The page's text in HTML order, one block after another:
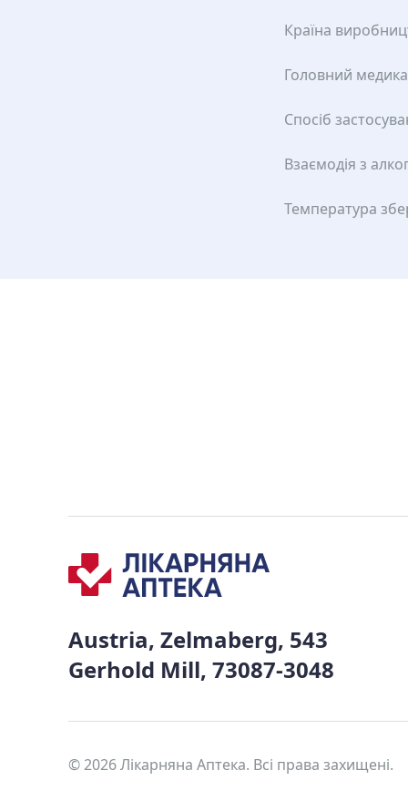
Країна
Головний
Спосіб
Взаємодія з
Температура
Austria, Zelmaberg, 543
Gerhold Mill, 73087-3048
© 2026 Лікарняна Аптека. Всі права захищені.